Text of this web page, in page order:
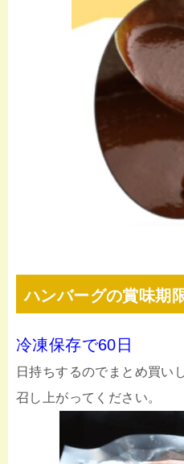
ハンバーグの賞味期
冷凍保存で60日
日持ちするのでまとめ買い
召し上がってください。